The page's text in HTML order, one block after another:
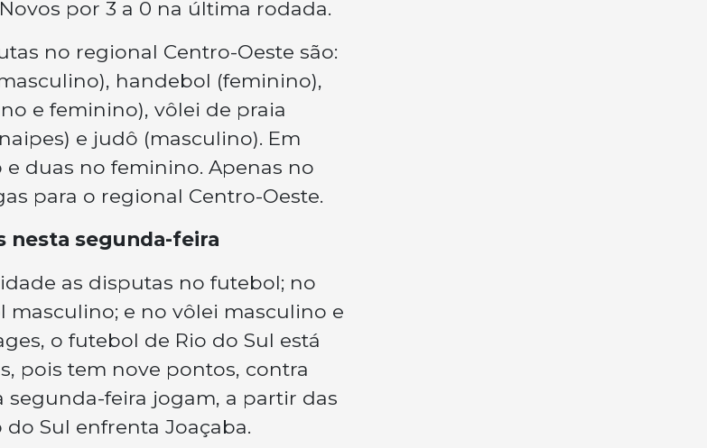
por 3 a 0 na última rodada.
no regional Centro-Oeste são:
handebol (feminino),
e feminino), vôlei de praia
e judô (masculino). Em
duas no feminino. Apenas no
para o regional Centro-Oeste.
nesta segunda-feira
as disputas no futebol; no
e no vôlei masculino e
o futebol de Rio do Sul está
pois tem nove pontos, contra
segunda-feira jogam, a partir das
do Sul enfrenta Joaçaba.